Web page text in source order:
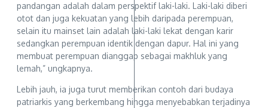
pandangan adalah dalam perspektif laki-laki. Laki-laki diberi
otot dan juga kekuatan yang lebih daripada perempuan,
selain itu mainset lain adalah laki-laki lekat dengan karir
sedangkan perempuan identik dengan dapur. Hal ini yang
membuat perempuan dianggap sebagai makhluk yang
lemah,” ungkapnya.
Lebih jauh, ia juga turut memberikan contoh dari budaya
patriarkis yang berkembang hingga menyebabkan terjadinya